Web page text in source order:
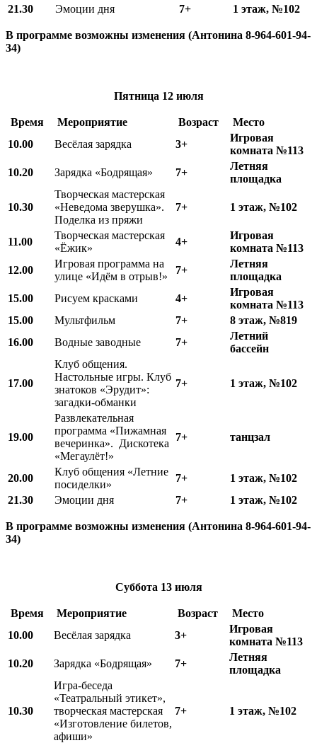
21.30
Эмоции дня 7+ 1 этаж, №102
В программе возможны изменения (Антонина 8-964-601-94-
34)
Пятница 12 июля
Время Мероприятие Возраст
Место
10.00
Весёлая зарядка 3+
Игровая
комната №113
10.20
Зарядка «Бодрящая» 7+
Летняя
площадка
10.30
Творческая мастерская
«Неведома зверушка».
Поделка из пряжи
7+ 1 этаж, №102
11.00
Творческая мастерская
«Ёжик»
4+
Игровая
комната №113
12.00
Игровая программа на
улице «Идём в отрыв!»
7+
Летняя
площадка
15.00
Рисуем красками 4+
Игровая
комната №113
15.00
Мультфильм 7+
8 этаж, №819
16.00
Водные заводные 7+
Летний
бассейн
17.00
Клуб общения.
Настольные игры. Клуб
знатоков «Эрудит»:
загадки-обманки
7+ 1 этаж, №102
19.00
Развлекательная
программа «Пижамная
вечеринка». Дискотека
«Мегаулёт!»
7+ танцзал
20.00
Клуб общения «Летние
посиделки»
7+
1 этаж, №102
21.30
Эмоции дня 7+ 1 этаж, №102
В программе возможны изменения (Антонина 8-964-601-94-
34)
Суббота 13 июля
Время Мероприятие Возраст
Место
10.00
Весёлая зарядка 3+
Игровая
комната №113
10.20
Зарядка «Бодрящая» 7+
Летняя
площадка
10.30
Игра-беседа
«Театральный этикет»,
творческая мастерская
«Изготовление билетов,
афиши»
7+ 1 этаж, №102